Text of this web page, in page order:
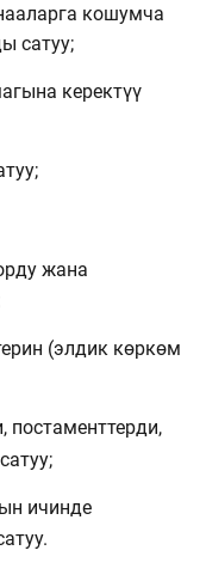
кошумча
сатуу;
керектүү
жана
(элдик көркөм
постаменттерди,
ичинде